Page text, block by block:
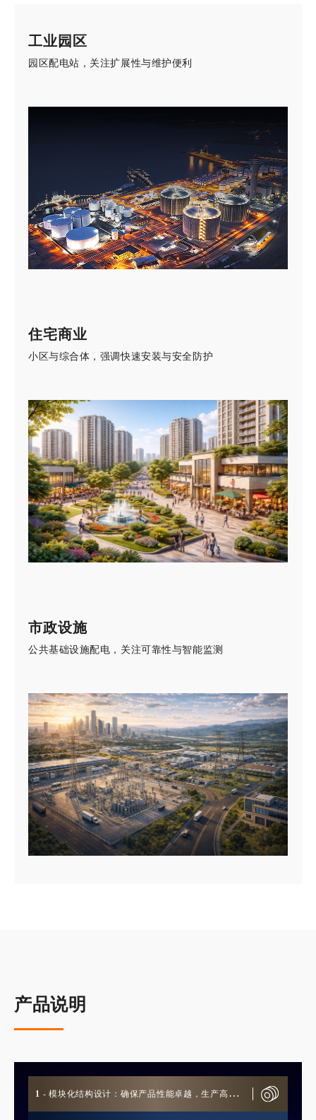
工业园区
园区配电站，关注扩展性与维护便利
住宅商业
小区与综合体，强调快速安装与安全防护
市政设施
公共基础设施配电，关注可靠性与智能监测
产品说明
1 - 模块化结构设计：确保产品性能卓越，生产高效
规范，满足多种应用需求